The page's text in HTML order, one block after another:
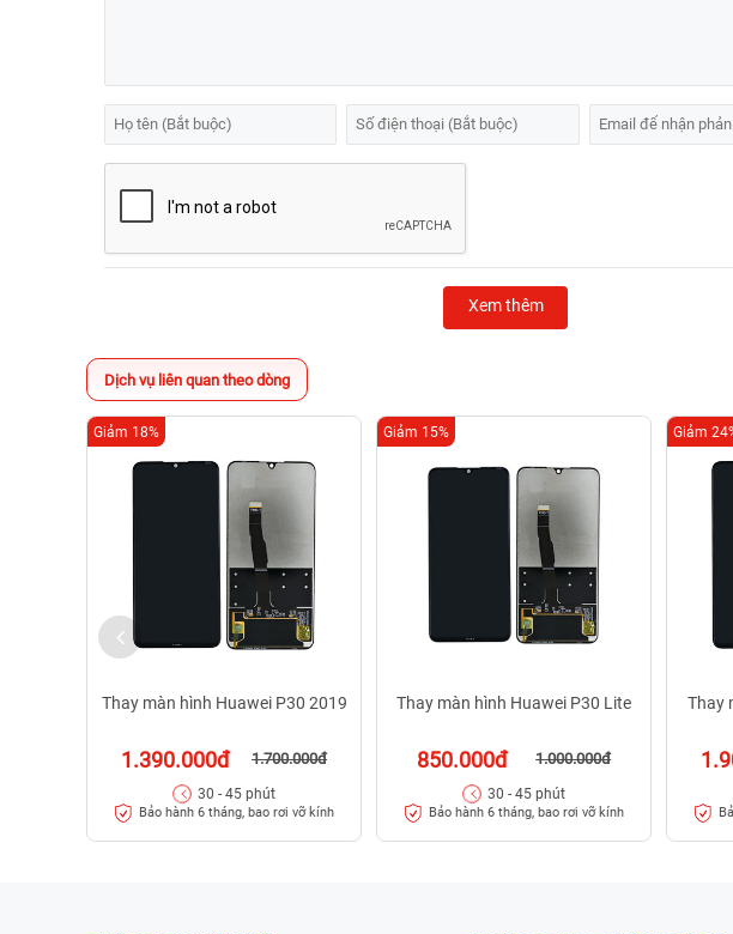
Xem thêm
Dịch vụ liên quan theo dòng
Thay màn hình Huawei P30 2019
1.390.000đ 1.700.000đ
Giảm 18%
30 - 45 phút
Bảo hành 6 tháng, bao rơi vỡ kính
Thay màn hình Huawei P30 Lite
850.000đ 1.000.000đ
Giảm 15%
30 - 45 phút
Bảo hành 6 tháng, bao rơi vỡ kính
Thay
Giảm